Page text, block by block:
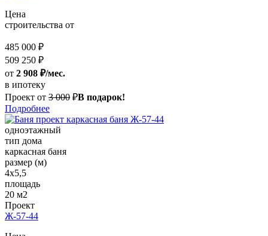
Цена
строительства от
485 000 ₽
509 250 ₽
от 2 908 ₽/мес.
в ипотеку
Проект от 3 000 ₽В подарок!
Подробнее
одноэтажный
тип дома
каркасная баня
размер (м)
4x5,5
площадь
20 м2
Проект
Ж-57-44